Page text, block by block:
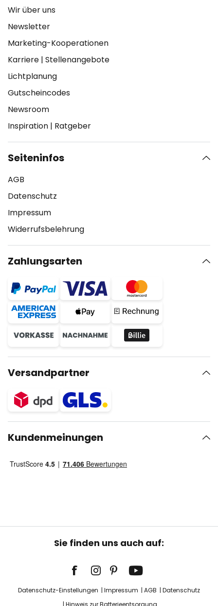
Wir über uns
Newsletter
Marketing-Kooperationen
Karriere | Stellenangebote
Lichtplanung
Gutscheincodes
Newsroom
Inspiration | Ratgeber
Seiteninfos
AGB
Datenschutz
Impressum
Widerrufsbelehrung
Zahlungsarten
Versandpartner
Kundenmeinungen
Sie finden uns auch auf:
Datenschutz-Einstellungen Impressum AGB
Datenschutz
Hinweis zur Batterieentsorgung